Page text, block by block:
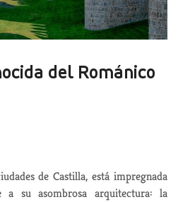
del Románico
de Castilla, está impregnada
a su asombrosa arquitectura: la